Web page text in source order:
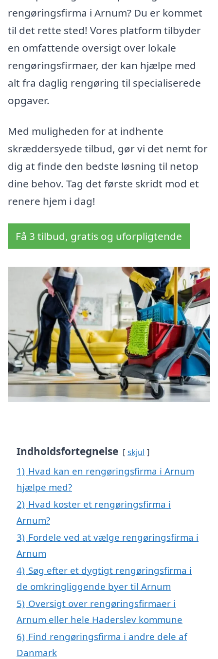
rengøringsfirma i Arnum? Du er kommet
til det rette sted! Vores platform tilbyder
en omfattende oversigt over lokale
rengøringsfirmaer, der kan hjælpe med
alt fra daglig rengøring til specialiserede
opgaver.
Med muligheden for at indhente
skræddersyede tilbud, gør vi det nemt for
dig at finde den bedste løsning til netop
dine behov. Tag det første skridt mod et
renere hjem i dag!
Få 3 tilbud, gratis og uforpligtende
Indholdsfortegnelse skjul
1) Hvad kan en rengøringsfirma i Arnum
hjælpe med?
2) Hvad koster et rengøringsfirma i
Arnum?
3) Fordele ved at vælge rengøringsfirma i
Arnum
4) Søg efter et dygtigt rengøringsfirma i
de omkringliggende byer til Arnum
5) Oversigt over rengøringsfirmaer i
Arnum eller hele Haderslev kommune
6) Find rengøringsfirma i andre dele af
Danmark